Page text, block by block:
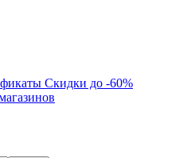
Скидки до -60%